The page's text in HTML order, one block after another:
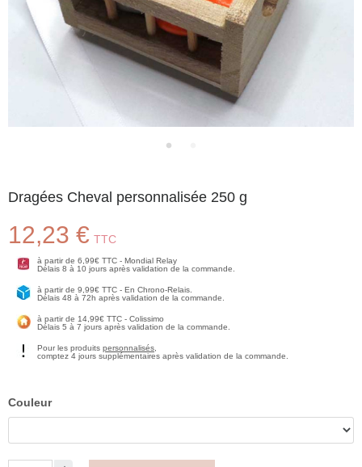
Dragées Cheval personnalisée 250 g
12,23 € TTC
à partir de 6,99€ TTC - Mondial Relay
Délais 8 à 10 jours après validation de la commande.
à partir de 9,99€ TTC - En Chrono-Relais.
Délais 48 à 72h après validation de la commande.
à partir de 14,99€ TTC - Colissimo
Délais 5 à 7 jours après validation de la commande.
Pour les produits personnalisés
comptez 4 jours supplémentaires après validation de la commande.
Couleur